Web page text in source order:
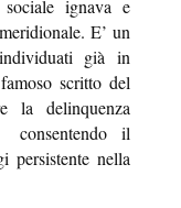
ignava e
E’ un
già in
scritto del
la delinquenza
consentendo il
persistente nella